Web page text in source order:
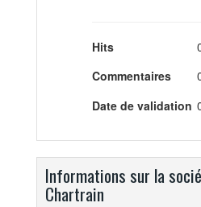
Hits
Commentaires
Date de validation
Informations sur la
Chartrain